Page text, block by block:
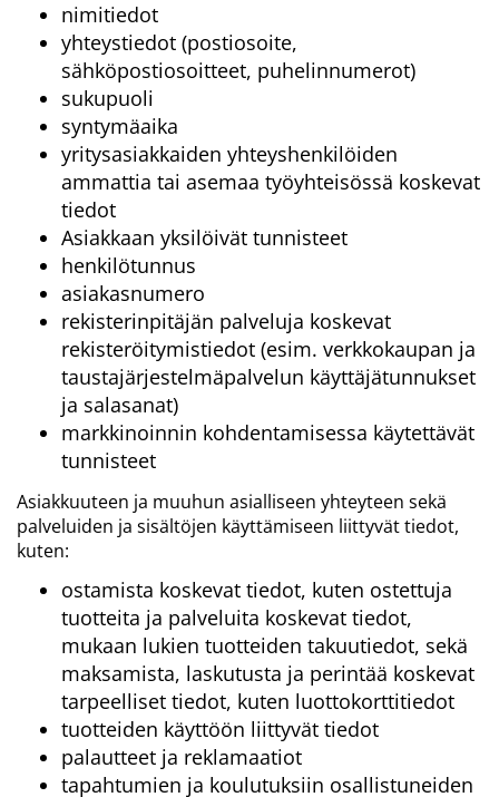
nimitiedot
yhteystiedot (postiosoite,
sähköpostiosoitteet, puhelinnumerot)
sukupuoli
syntymäaika
yritysasiakkaiden yhteyshenkilöiden
ammattia tai asemaa työyhteisössä koskevat
tiedot
Asiakkaan yksilöivät tunnisteet
henkilötunnus
asiakasnumero
rekisterinpitäjän palveluja koskevat
rekisteröitymistiedot (esim. verkkokaupan ja
taustajärjestelmäpalvelun käyttäjätunnukset
ja salasanat)
markkinoinnin kohdentamisessa käytettävät
tunnisteet
Asiakkuuteen ja muuhun asialliseen yhteyteen sekä
palveluiden ja sisältöjen käyttämiseen liittyvät tiedot,
kuten:
ostamista koskevat tiedot, kuten ostettuja
tuotteita ja palveluita koskevat tiedot,
mukaan lukien tuotteiden takuutiedot, sekä
maksamista, laskutusta ja perintää koskevat
tarpeelliset tiedot, kuten luottokorttitiedot
tuotteiden käyttöön liittyvät tiedot
palautteet ja reklamaatiot
tapahtumien ja koulutuksiin osallistuneiden